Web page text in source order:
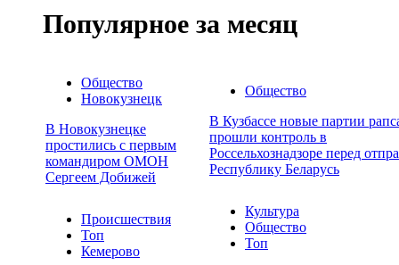
Популярное за месяц
Общество
Новокузнецк
В Новокузнецке
простились с первым
командиром ОМОН
Сергеем Добижей
Общество
В Кузбассе новые партии
прошли контроль в
Россельхознадзоре перед
Республику Беларусь
Происшествия
Топ
Кемерово
Культура
Общество
Топ